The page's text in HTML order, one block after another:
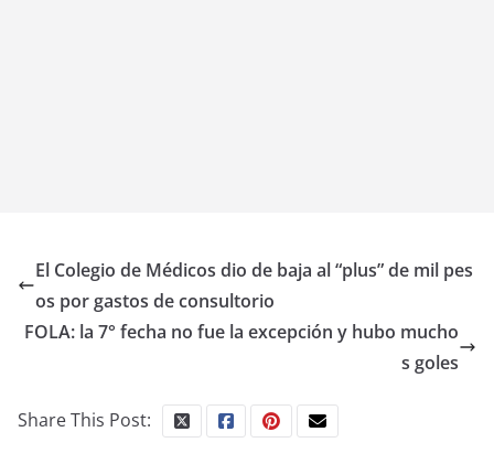
El Colegio de Médicos dio de baja al “plus” de mil pes
os por gastos de consultorio
FOLA: la 7° fecha no fue la excepción y hubo mucho
s goles
Share This Post: